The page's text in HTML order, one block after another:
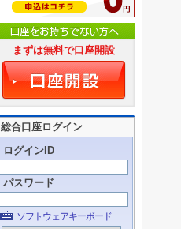
まずは無料で口座開設
総合口座ログイン
ログインID
パスワード
ソフトウェアキーボード